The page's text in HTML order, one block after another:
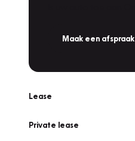
Maak een afspraak
Lease
Private lease